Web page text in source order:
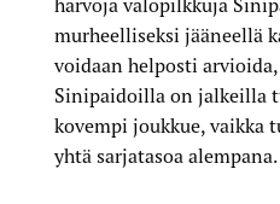
murheelliseksi jääneellä
voidaan helposti arvioida,
Sinipaidoilla on jalkeilla
kovempi joukkue, vaikka
yhtä sarjatasoa alempana.